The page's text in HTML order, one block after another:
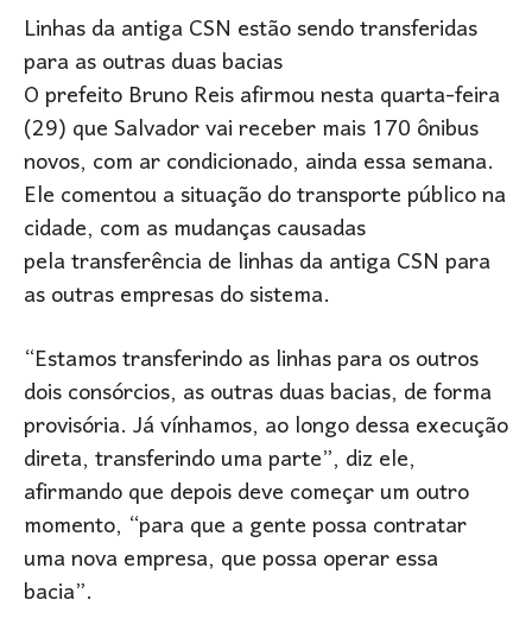
Linhas da antiga CSN estão sendo transferidas
para as outras duas bacias
O prefeito Bruno Reis afirmou nesta quarta-feira
(29) que Salvador vai receber mais 170 ônibus
novos, com ar condicionado, ainda essa semana.
Ele comentou a situação do transporte público na
cidade, com as mudanças causadas
pela transferência de linhas da antiga CSN para
as outras empresas do sistema.
“Estamos transferindo as linhas para os outros
dois consórcios, as outras duas bacias, de forma
provisória. Já vínhamos, ao longo dessa execução
direta, transferindo uma parte”, diz ele,
afirmando que depois deve começar um outro
momento, “para que a gente possa contratar
uma nova empresa, que possa operar essa
bacia”.